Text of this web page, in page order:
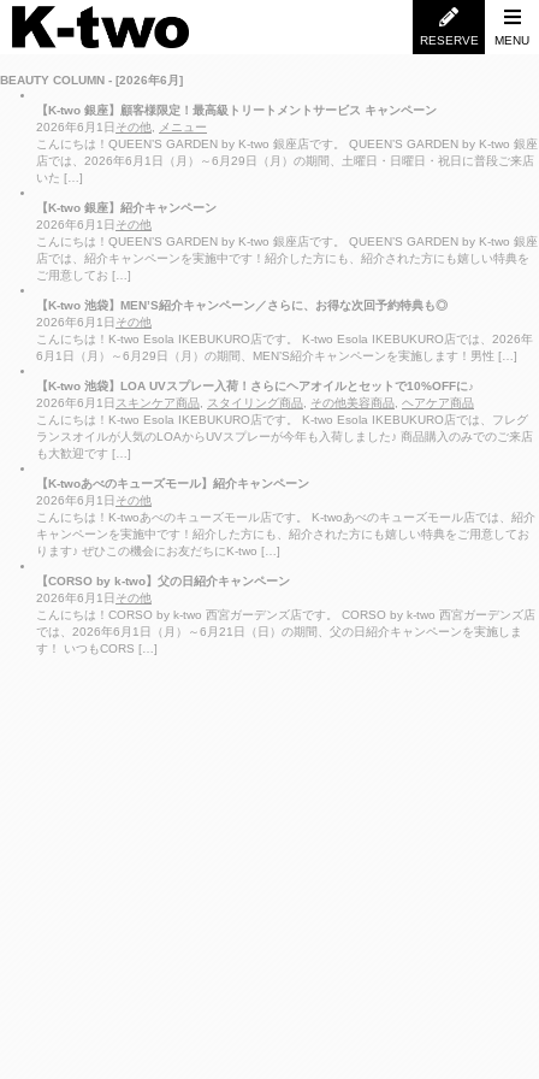
RESERVE MENU
BEAUTY COLUMN - [2026年6月]
【K-two 銀座】顧客様限定！最高級トリートメントサービス キャンペーン
2026年6月1日 その他
メニュー
こんにちは！QUEEN’S GARDEN by K-two 銀座店です。 QUEEN’S GARDEN by K-two 銀座
店では、2026年6月1日（月）～6月29日（月）の期間、土曜日・日曜日・祝日に普段ご来店
いた […]
【K-two 銀座】紹介キャンペーン
2026年6月1日 その他
こんにちは！QUEEN’S GARDEN by K-two 銀座店です。 QUEEN’S GARDEN by K-two 銀座
店では、紹介キャンペーンを実施中です！紹介した方にも、紹介された方にも嬉しい特典を
ご用意してお […]
【K-two 池袋】MEN’S紹介キャンペーン／さらに、お得な次回予約特典も◎
2026年6月1日 その他
こんにちは！K-two Esola IKEBUKURO店です。 K-two Esola IKEBUKURO店では、2026年
6月1日（月）～6月29日（月）の期間、MEN’S紹介キャンペーンを実施します！男性 […]
【K-two 池袋】LOA UVスプレー入荷！さらにヘアオイルとセットで10%OFFに♪
2026年6月1日 スキンケア商品 スタイリング商品 その他美容商品 ヘアケア商品
こんにちは！K-two Esola IKEBUKURO店です。 K-two Esola IKEBUKURO店では、フレグ
ランスオイルが人気のLOAからUVスプレーが今年も入荷しました♪ 商品購入のみでのご来店
も大歓迎です […]
【K-twoあべのキューズモール】紹介キャンペーン
2026年6月1日 その他
こんにちは！K-twoあべのキューズモール店です。 K-twoあべのキューズモール店では、紹介
キャンペーンを実施中です！紹介した方にも、紹介された方にも嬉しい特典をご用意してお
ります♪ ぜひこの機会にお友だちにK-two […]
【CORSO by k-two】父の日紹介キャンペーン
2026年6月1日 その他
こんにちは！CORSO by k-two 西宮ガーデンズ店です。 CORSO by k-two 西宮ガーデンズ店
では、2026年6月1日（月）～6月21日（日）の期間、父の日紹介キャンペーンを実施しま
す！ いつもCORS […]